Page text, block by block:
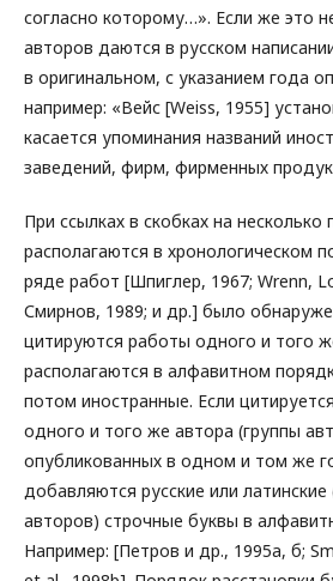
согласно которому…». Если же это
авторов даются в русском
в оригинальном, с указанием года
например: «Вейс [Weiss, 1955]
касается упоминания названий
заведений, фирм, фирменных
При ссылках в скобках на несколько
располагаются в хронологическом
ряде работ [Шпиглер, 1967; Wrenn,
Смирнов, 1989; и др.] было
цитируются работы одного и того
располагаются в алфавитном
потом иностранные. Если
одного и того же автора (группы
опубликованных в одном и том же
добавляются русские или
авторов) строчные буквы в
Например: [Петров и др., 1995а, б;